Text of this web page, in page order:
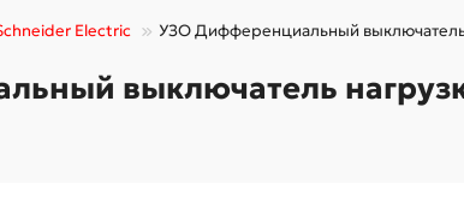
Electric УЗО Дифференциальный выключатель
выключатель